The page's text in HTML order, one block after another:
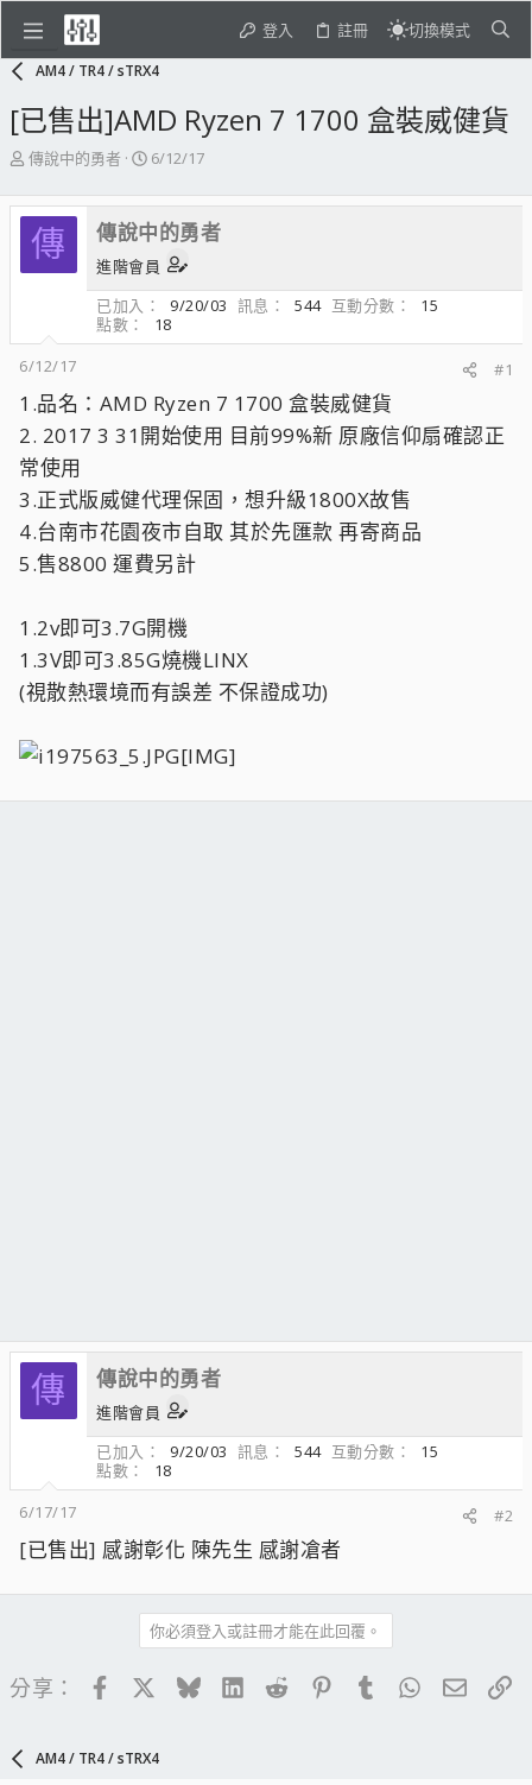
登入 註冊 切換模式
AM4 / TR4 / sTRX4
[已售出]AMD Ryzen 7 1700 盒裝威健貨
主
發
起
人
傳說中的勇者
開
日
期
6/12/17
傳 傳說中的勇者
進階會員
已加入
9/20/03 訊息 544 互動分數
15
點數
18
6/12/17
#1
1.品名：AMD Ryzen 7 1700 盒裝威健貨
2. 2017 3 31開始使用 目前99%新 原廠信仰扇確認正
常使用
3.正式版威健代理保固，想升級1800X故售
4.台南市花園夜市自取 其於先匯款 再寄商品
5.售8800 運費另計
1.2v即可3.7G開機
1.3V即可3.85G燒機LINX
(視散熱環境而有誤差 不保證成功)
傳 傳說中的勇者
進階會員
已加入
9/20/03 訊息 544 互動分數
15
點數
18
6/17/17
#2
[已售出] 感謝彰化 陳先生 感謝凔者
你必須登入或註冊才能在此回覆。
分享： FacebookBlueskyLinkedIn
Reddit PinterestTumblrWhatsApp
電子
AM4 / TR4 / sTRX4